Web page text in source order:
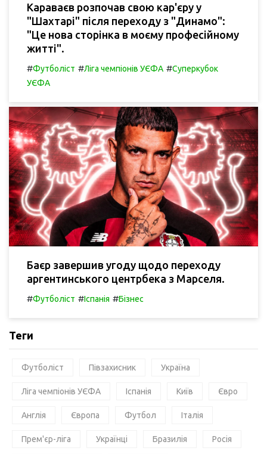
Караваєв розпочав свою кар'єру у
"Шахтарі" після переходу з "Динамо":
"Це нова сторінка в моєму професійному
житті".
#Футболіст #Ліга чемпіонів УЄФА #Суперкубок
УЄФА
Баєр завершив угоду щодо переходу
аргентинського центрбека з Марселя.
#Футболіст #Іспанія #Бізнес
Теги
Футболіст Півзахисник Україна
Ліга чемпіонів УЄФА Іспанія Київ Євро
Англія Європа Футбол Італія
Прем'єр-ліга Українці Бразилія Росія